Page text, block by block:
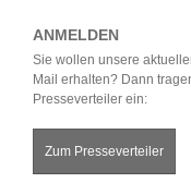
ANMELDEN
Sie wollen unsere
Mail erhalten? Dann
Presseverteiler ein:
Zum Presseverteiler